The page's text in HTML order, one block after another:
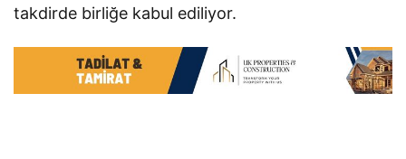
takdirde birliğe kabul ediliyor.